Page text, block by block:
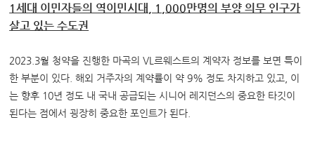
1세대 이민자들의 역이민시대, 1,000만명의 부양 의무 인구가
살고 있는 수도권
2023.3월 청약을 진행한 마곡의 VL르웨스트의 계약자 정보를 보면 특이
한 부분이 있다. 해외 거주자의 계약률이 약 9% 정도 차지하고 있고, 이
는 향후 10년 정도 내 국내 공급되는 시니어 레지던스의 중요한 타깃이
된다는 점에서 굉장히 중요한 포인트가 된다.